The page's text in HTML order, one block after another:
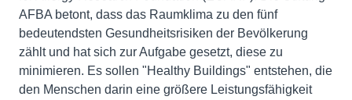
AFBA betont, dass das Raumklima zu den fünf
bedeutendsten Gesundheitsrisiken der Bevölkerung
zählt und hat sich zur Aufgabe gesetzt, diese zu
minimieren. Es sollen "Healthy Buildings" entstehen, die
den Menschen darin eine größere Leistungsfähigkeit